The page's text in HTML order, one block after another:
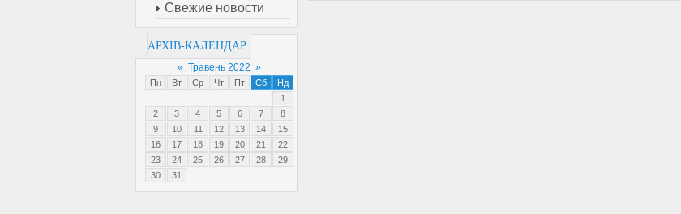
Свежие новости
АРХІВ-КАЛЕНДАР
« Травень 2022 »
Пн Вт Ср Чт Пт Сб
Нд
1
2
3 4 5 6 7
8
9
10 11 12 13 14
15
16
17 18 19 20 21
22
23
24 25 26 27 28
29
30
31